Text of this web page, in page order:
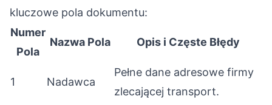
kluczowe pola dokumentu:
Numer
Pola
Nazwa Pola Opis i Częste Błędy
1 Nadawca
Pełne dane adresowe firmy
zlecającej transport.